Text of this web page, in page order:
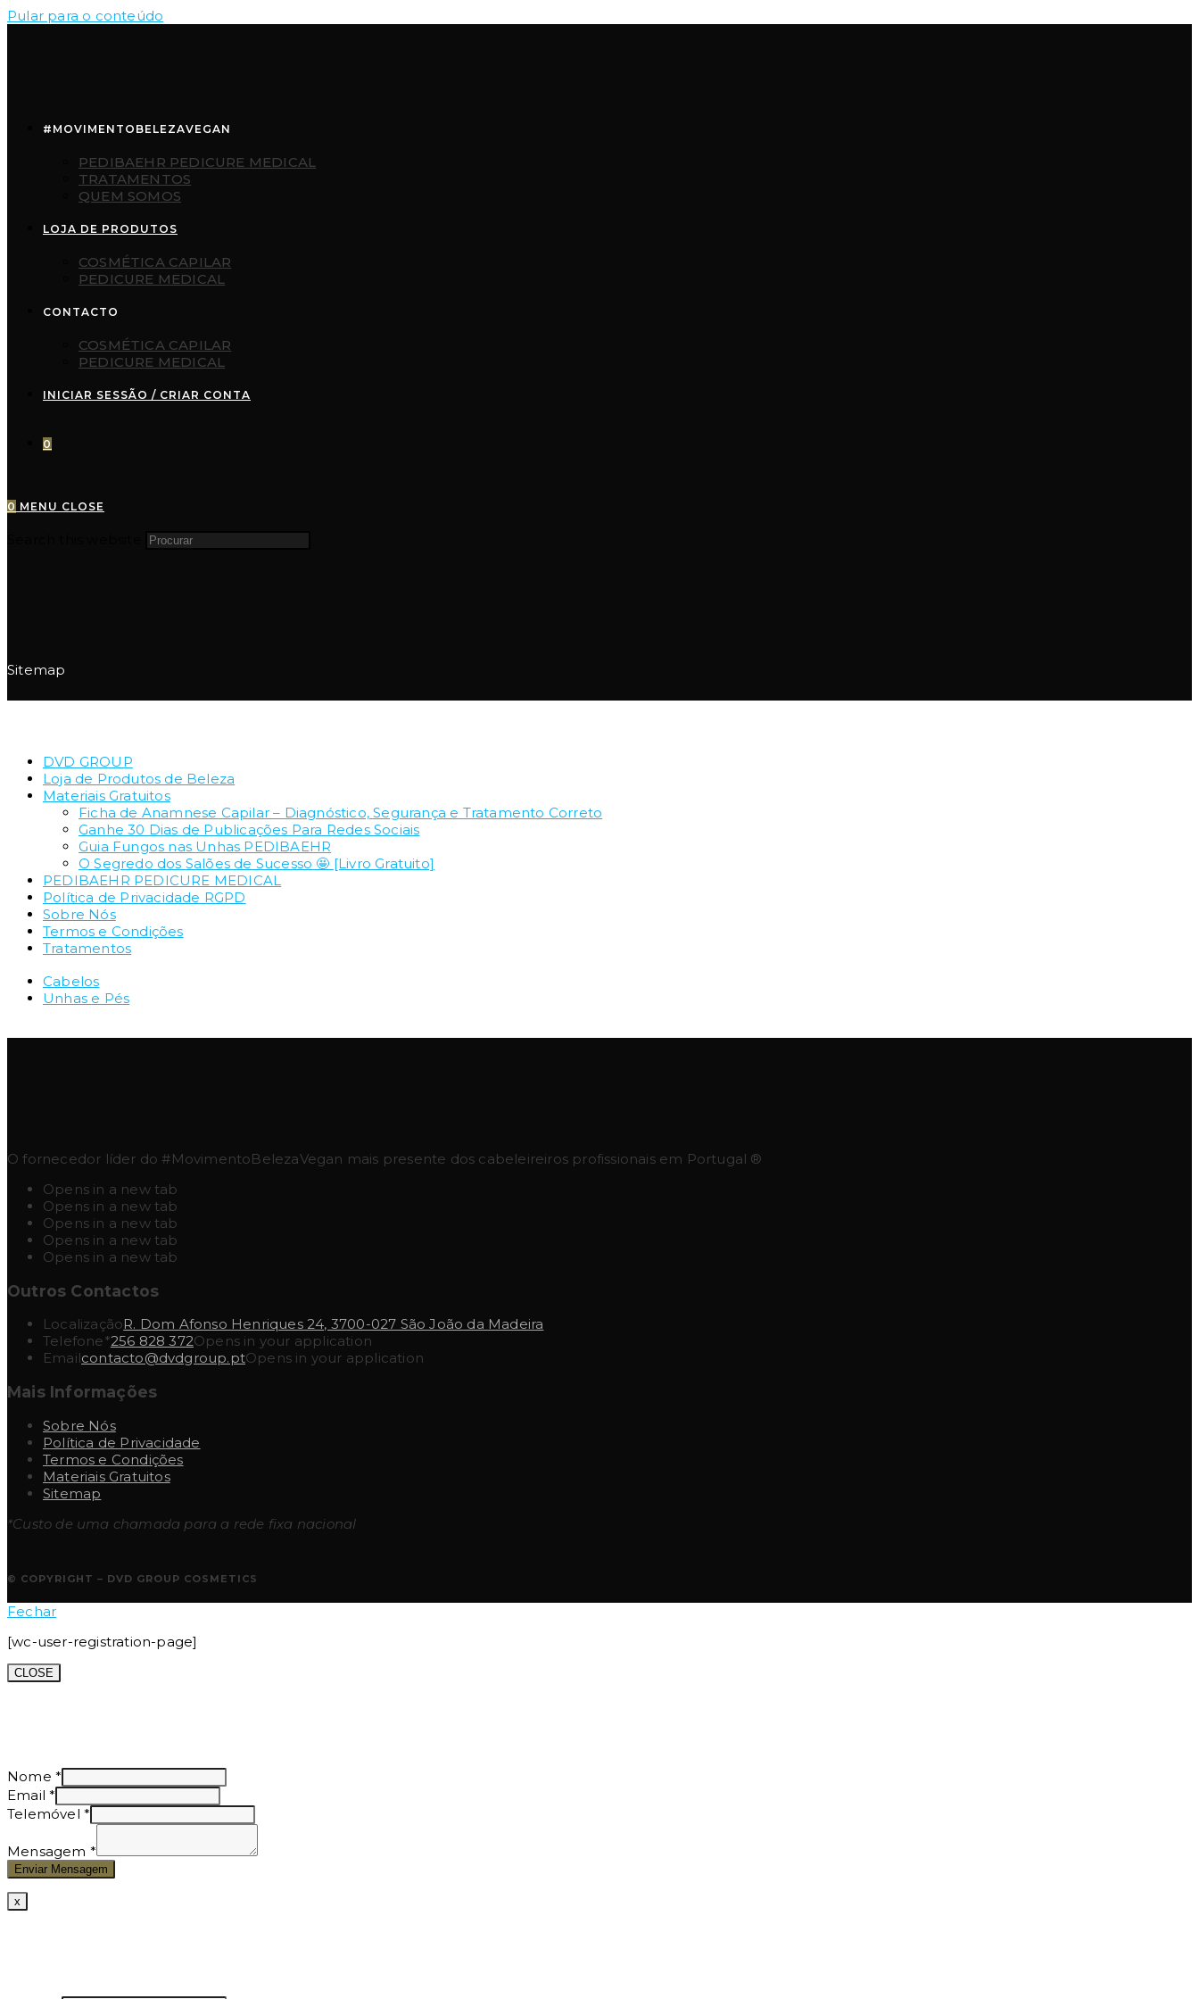
Pular para o conteúdo
#MOVIMENTOBELEZAVEGAN
PEDIBAEHR PEDICURE MEDICAL
TRATAMENTOS
QUEM SOMOS
LOJA DE PRODUTOS
COSMÉTICA CAPILAR
PEDICURE MEDICAL
CONTACTO
COSMÉTICA CAPILAR
PEDICURE MEDICAL
INICIAR SESSÃO / CRIAR CONTA
0
0 MENU CLOSE
Sitemap
DVD GROUP
Loja de Produtos de Beleza
Materiais Gratuitos
Ficha de Anamnese Capilar – Diagnóstico, Segurança e Tratamento Correto
Ganhe 30 Dias de Publicações Para Redes Sociais
Guia Fungos nas Unhas PEDIBAEHR
O Segredo dos Salões de Sucesso 🤩 [Livro Gratuito]
PEDIBAEHR PEDICURE MEDICAL
Política de Privacidade RGPD
Sobre Nós
Termos e Condições
Tratamentos
Cabelos
Unhas e Pés
O fornecedor líder do #MovimentoBelezaVegan mais presente dos cabeleireiros profissionais em Portugal ®
Opens in a new tab
Opens in a new tab
Opens in a new tab
Opens in a new tab
Opens in a new tab
Outros Contactos
LocalizaçãoR. Dom Afonso Henriques 24, 3700-027 São João da Madeira
Telefone*256 828 372Opens in your application
Emailcontacto@dvdgroup.ptOpens in your application
Mais Informações
Sobre Nós
Política de Privacidade
Termos e Condições
Materiais Gratuitos
Sitemap
*Custo de uma chamada para a rede fixa nacional
© COPYRIGHT – DVD GROUP COSMETICS
Fechar
[wc-user-registration-page]
CLOSE
Nome *
Email*
Telemóvel *
Mensagem *
Enviar Mensagem
x